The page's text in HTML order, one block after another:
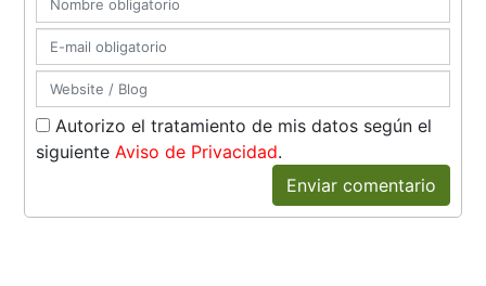
Autorizo el tratamiento de mis datos según el
siguienteAviso de Privacidad.
Enviar comentario